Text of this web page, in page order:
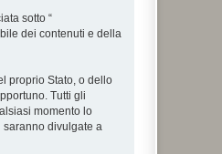
sotto “
dei contenuti e della
proprio Stato, o dello
Tutti gli
momento lo
saranno divulgate a